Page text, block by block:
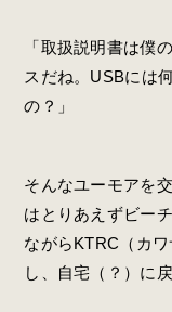
「取扱説明書は僕
スだね。USBには
の？」
そんなユーモアを
はとりあえずビー
ながらKTRC（カ
し、自宅（？）に